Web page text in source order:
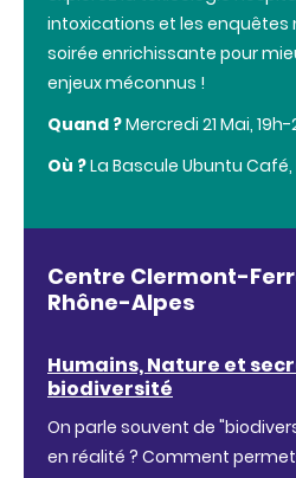
intoxications et les enquêtes
soirée enrichissante pour
enjeux méconnus !
Quand ?Mercredi 21 Mai, 19h-
Où ?La Bascule Ubuntu Café,
Centre Clermont-
Rhône-Alpes
Humains, Nature et
biodiversité
On parle souvent de
en réalité ? Comment